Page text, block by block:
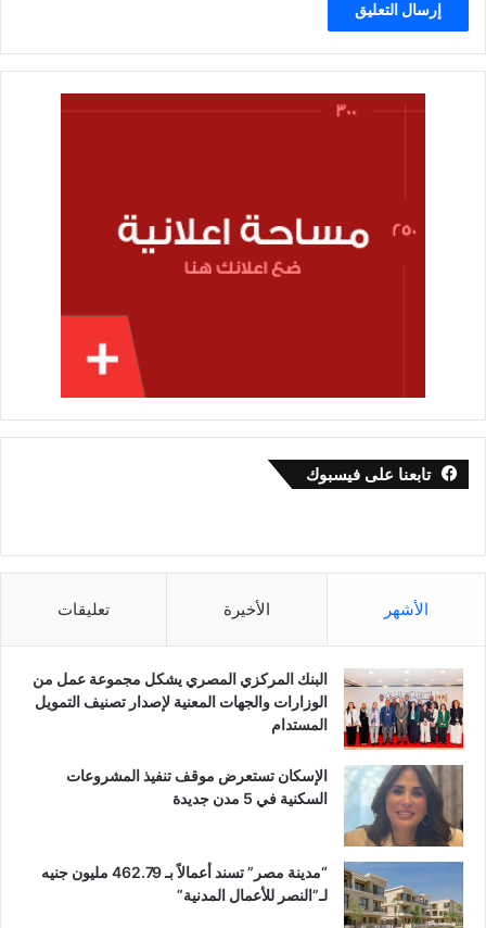
تابعنا على فيسبوك
الأشهر الأخيرة تعليقات
البنك المركزي المصري يشكل مجموعة عمل من
الوزارات والجهات المعنية لإصدار تصنيف التمويل
المستدام
الإسكان تستعرض موقف تنفيذ المشروعات
السكنية في 5 مدن جديدة
“مدينة مصر” تسند أعمالاً بـ 462.79 مليون جنيه
لـ”النصر للأعمال المدنية”